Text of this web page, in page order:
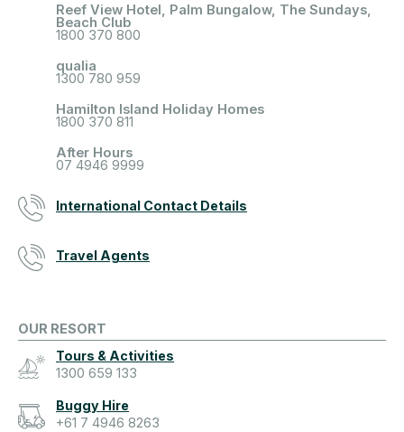
Reef View Hotel, Palm Bungalow, The Sundays,
Beach Club
1800 370 800
qualia
1300 780 959
Hamilton Island Holiday Homes
1800 370 811
After Hours
07 4946 9999
International Contact Details
Travel Agents
OUR RESORT
Tours & Activities
1300 659 133
Buggy Hire
+61 7 4946 8263